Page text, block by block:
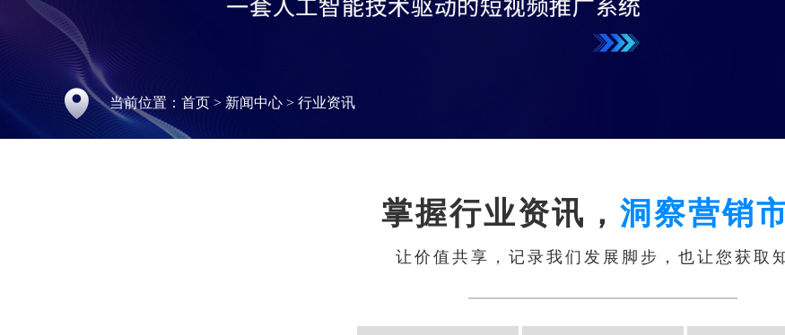
当前位置： 首页 > 新闻中心 > 行业资讯
掌握行业资讯， 洞察营销
让价值共享，记录我们发展脚步，也让您获取